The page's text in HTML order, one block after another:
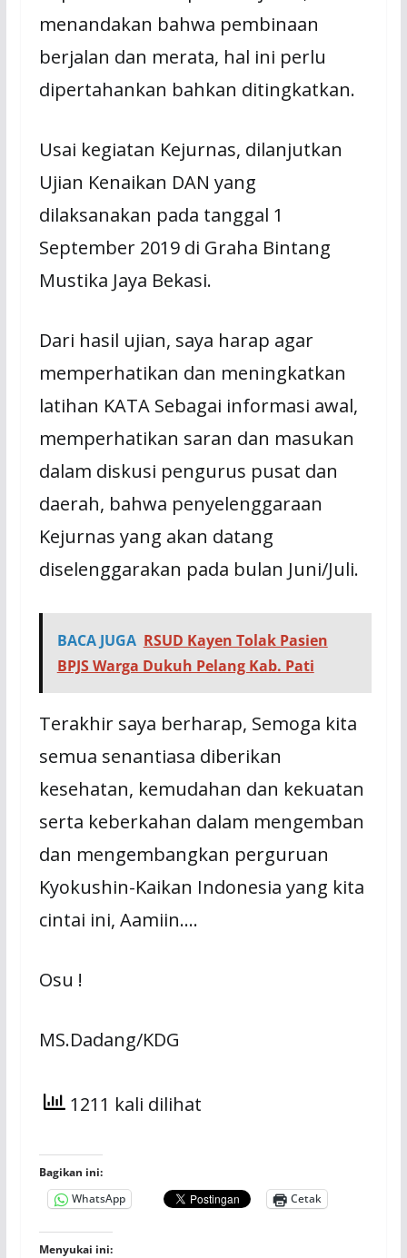
menandakan bahwa pembinaan
berjalan dan merata, hal ini perlu
dipertahankan bahkan ditingkatkan.
Usai kegiatan Kejurnas, dilanjutkan
Ujian Kenaikan DAN yang
dilaksanakan pada tanggal 1
September 2019 di Graha Bintang
Mustika Jaya Bekasi.
Dari hasil ujian, saya harap agar
memperhatikan dan meningkatkan
latihan KATA Sebagai informasi awal,
memperhatikan saran dan masukan
dalam diskusi pengurus pusat dan
daerah, bahwa penyelenggaraan
Kejurnas yang akan datang
diselenggarakan pada bulan Juni/Juli.
BACA JUGA RSUD Kayen Tolak Pasien
BPJS Warga Dukuh Pelang Kab. Pati
Terakhir saya berharap, Semoga kita
semua senantiasa diberikan
kesehatan, kemudahan dan kekuatan
serta keberkahan dalam mengemban
dan mengembangkan perguruan
Kyokushin-Kaikan Indonesia yang kita
cintai ini, Aamiin….
Osu !
MS.Dadang/KDG
1211 kali dilihat
Bagikan ini:
WhatsApp
Cetak
Menyukai ini: